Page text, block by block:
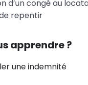
d’un congé au
repentir
apprendre ?
une indemnité